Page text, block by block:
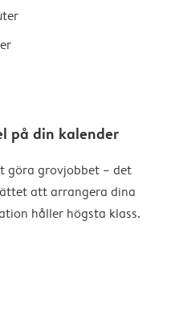
på din kalender
göra grovjobbet – det
att arrangera dina
håller högsta klass.